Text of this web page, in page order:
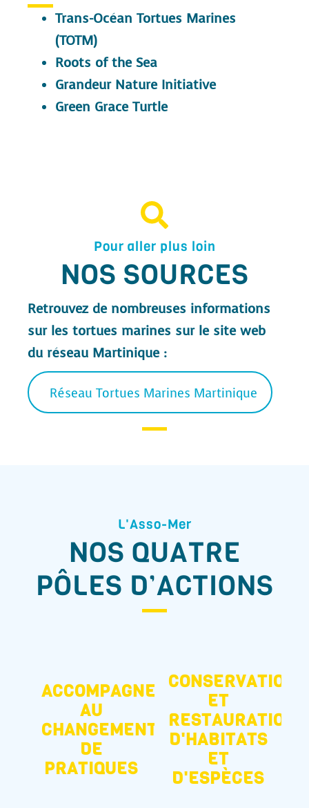
Trans-Océan Tortues Marines
(TOTM)
Roots of the Sea
Grandeur Nature Initiative
Green Grace Turtle
Pour aller plus loin
NOS SOURCES
Retrouvez de nombreuses informations
sur les tortues marines sur le site web
du réseau Martinique :
Réseau Tortues Marines Martinique
L'Asso-Mer
NOS QUATRE
PÔLES D’ACTIONS
ACCOMPAGNEMENT
AU
CHANGEMENT
DE
PRATIQUES
CONSERVATION
ET
RESTAURATION
D'HABITATS
ET
D'ESPÈCES